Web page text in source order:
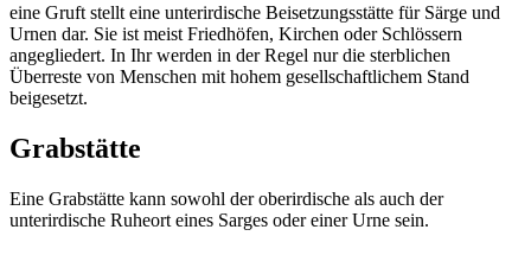
eine Gruft stellt eine unterirdische Beisetzungsstätte für Särge und
Urnen dar. Sie ist meist Friedhöfen, Kirchen oder Schlössern
angegliedert. In Ihr werden in der Regel nur die sterblichen
Überreste von Menschen mit hohem gesellschaftlichem Stand
beigesetzt.
Grabstätte
Eine Grabstätte kann sowohl der oberirdische als auch der
unterirdische Ruheort eines Sarges oder einer Urne sein.